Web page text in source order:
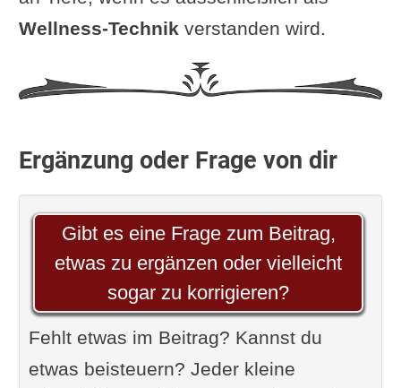
Wellness-Technik verstanden wird.
Ergänzung oder Frage von dir
Gibt es eine Frage zum Beitrag,
etwas zu ergänzen oder vielleicht
sogar zu korrigieren?
Fehlt etwas im Beitrag? Kannst du
etwas beisteuern? Jeder kleine